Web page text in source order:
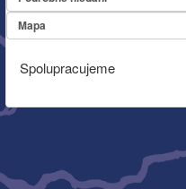
Mapa
Spolupracujeme